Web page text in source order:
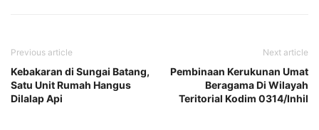
Previous article
Kebakaran di Sungai Batang,
Satu Unit Rumah Hangus
Dilalap Api
Next article
Pembinaan Kerukunan Umat
Beragama Di Wilayah
Teritorial Kodim 0314/Inhil